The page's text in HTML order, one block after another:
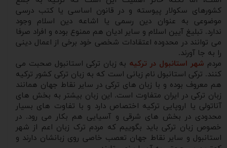
کشورهای سکولار پیوسته و در قانون اساسی یا کتب درسی
موضوعی به عنوان دین رسمی یا اشاعه دین اسلام وجود
ندارد. تبلیغ آیین اسلام و سایر ادیان هم ممنوع بوده و افراد صرفا
می توانند در محدوده اعتقادات شخصی خود برخی از اعمال دینی
را به جا آورند.
مردم شهر استانبول در ترکیه به زبان ترکی استانبول صحبت می
کنند. ترکی استانبول نام زبانی است که به زبان ترکی کشور ترکیه
هم معروف بوده و با زبان های ترکی در سایر نقاط جهان همانند
زبان ترکی در ایران متفاوت است. این زبان بیشتر به بخش های
آناتولی یا اروپایی ترکیه اختصاص دارد و با تفاوت های بسیار
محدودی در بخش های شرقی و آسیایی هم بکار می رود. در
خصوص زبان ترکی باید بگوییم که مردم ترک زبان اعم از شهر
استانبول و سایر نقاط جهان تعصب خاصی روی زبانشان دارند و